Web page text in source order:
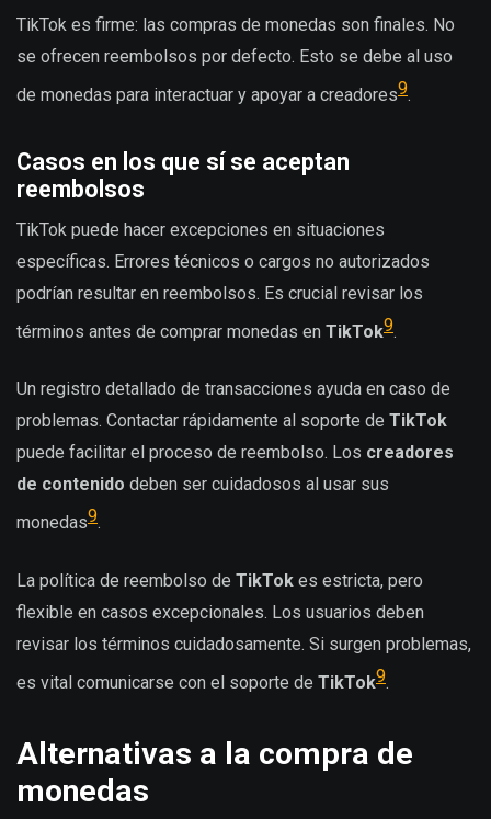
TikTok es firme: las compras de monedas son finales. No
se ofrecen reembolsos por defecto. Esto se debe al uso
de monedas para interactuar y apoyar a creadores9.
Casos en los que sí se aceptan
reembolsos
TikTok puede hacer excepciones en situaciones
específicas. Errores técnicos o cargos no autorizados
podrían resultar en reembolsos. Es crucial revisar los
términos antes de comprar monedas en TikTok9.
Un registro detallado de transacciones ayuda en caso de
problemas. Contactar rápidamente al soporte de TikTok
puede facilitar el proceso de reembolso. Los creadores
de contenido deben ser cuidadosos al usar sus
monedas9.
La política de reembolso de TikTok es estricta, pero
flexible en casos excepcionales. Los usuarios deben
revisar los términos cuidadosamente. Si surgen problemas,
es vital comunicarse con el soporte de TikTok9.
Alternativas a la compra de
monedas